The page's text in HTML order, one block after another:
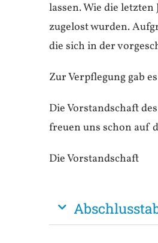
lassen. Wie die
zugelost wurden.
die sich in der
Zur Verpflegung gab
Die Vorstandschaft
freuen uns schon auf
Die Vorstandschaft